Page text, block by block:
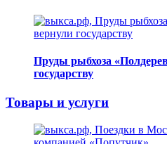
Пруды рыбхоза
государству
Товары и услуги